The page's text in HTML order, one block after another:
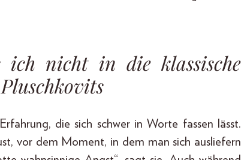
ich nicht in die klassische
die sich schwer in Worte fassen lässt.
vor dem Moment, in dem man sich ausliefern